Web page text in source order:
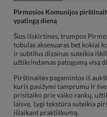
Pirmosios Komunijos
ypatingą dieną
Šios išskirtinės, trumpos
tobulas aksesuaras bet kokiai
ir subtilus dizainas suteikia
užtikrindamas patogumą visą
Pirštinaitės pagamintos iš
kuris pasižymi tamprumu ir
prisitaiko prie vaiko rankų,
laisvę. Lygi tekstūra suteikia
išlaikant praktiškumą.